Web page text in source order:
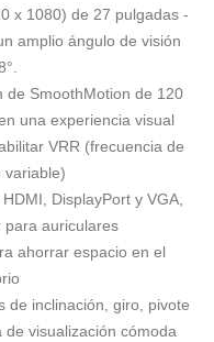
x 1080) de 27 pulgadas -
amplio ángulo de visión
de SmoothMotion de 120
una experiencia visual
VRR (frecuencia de
variable)
DisplayPort y VGA,
para auriculares
ahorrar espacio en el
de inclinación, giro, pivote
visualización cómoda